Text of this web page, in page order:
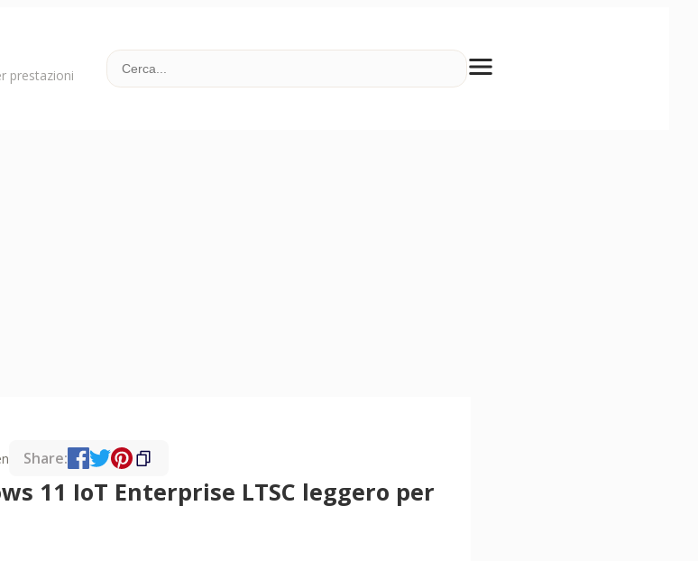
prestazioni
Share:
11 IoT Enterprise LTSC leggero per